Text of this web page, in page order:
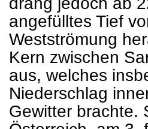
angefülltes Tief
Westströmung
Kern zwischen
aus, welches
Niederschlag
Gewitter brachte.